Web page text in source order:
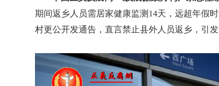
期间返乡人员需居家健康监测14天，远超年假
村更公开发通告，直言禁止县外人员返乡，引发